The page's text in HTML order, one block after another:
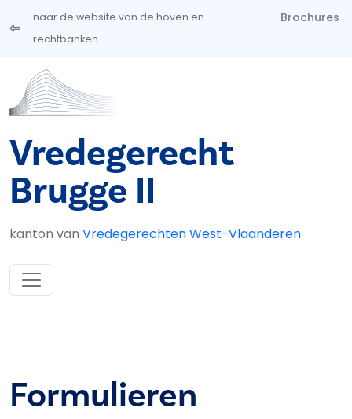
Overslaan en naar de inhoud gaan
naar de website van de hoven en
rechtbanken
Brochures
Vredegerecht
Brugge II
kanton van Vredegerechten West-Vlaanderen
Formulieren